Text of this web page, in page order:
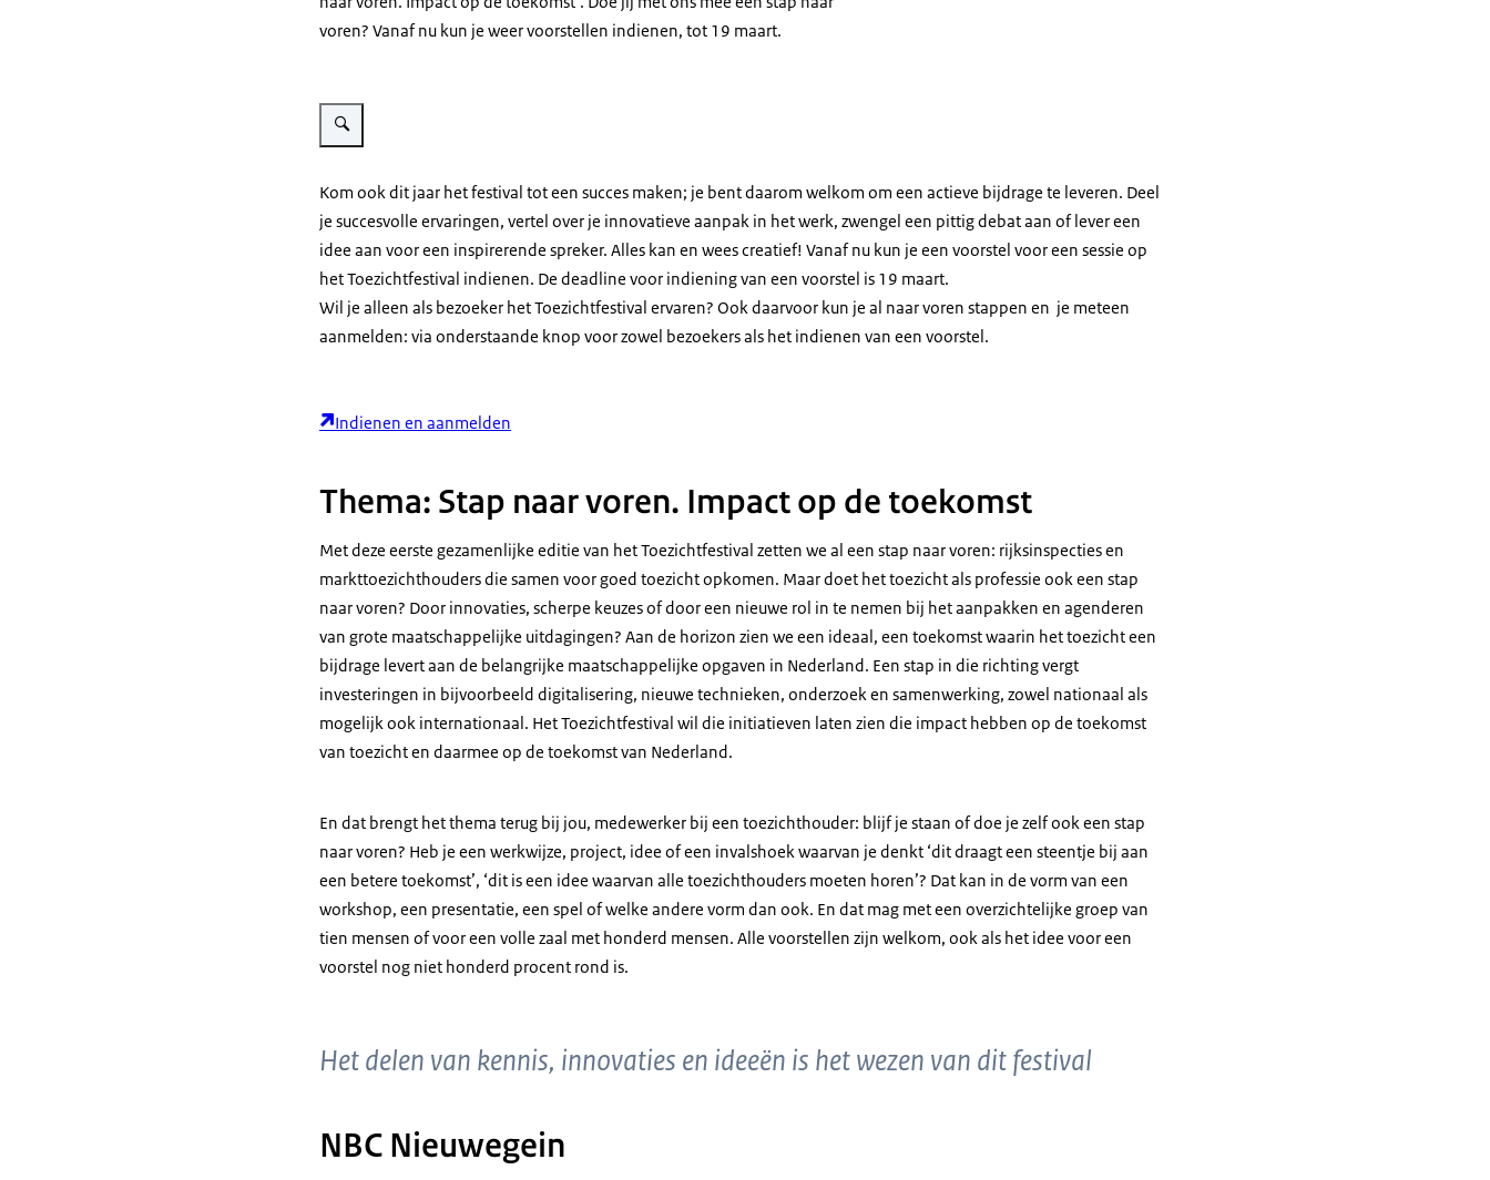
voren? Vanaf nu kun je weer voorstellen indienen, tot 19 maart.
Vergroot afbeelding Toezichtfestival 2025
Kom ook dit jaar het festival tot een succes maken; je bent daarom welkom om een actieve bijdrage te leveren. Deel
je succesvolle ervaringen, vertel over je innovatieve aanpak in het werk, zwengel een pittig debat aan of lever een
idee aan voor een inspirerende spreker. Alles kan en wees creatief! Vanaf nu kun je een voorstel voor een sessie op
het Toezichtfestival indienen. De deadline voor indiening van een voorstel is 19 maart.
Wil je alleen als bezoeker het Toezichtfestival ervaren? Ook daarvoor kun je al naar voren stappen en je meteen
aanmelden: via onderstaande knop voor zowel bezoekers als het indienen van een voorstel.
Indienen en aanmelden
Thema: Stap naar voren. Impact op de toekomst
Met deze eerste gezamenlijke editie van het Toezichtfestival zetten we al een stap naar voren: rijksinspecties en
markttoezichthouders die samen voor goed toezicht opkomen. Maar doet het toezicht als professie ook een stap
naar voren? Door innovaties, scherpe keuzes of door een nieuwe rol in te nemen bij het aanpakken en agenderen
van grote maatschappelijke uitdagingen? Aan de horizon zien we een ideaal, een toekomst waarin het toezicht een
bijdrage levert aan de belangrijke maatschappelijke opgaven in Nederland. Een stap in die richting vergt
investeringen in bijvoorbeeld digitalisering, nieuwe technieken, onderzoek en samenwerking, zowel nationaal als
mogelijk ook internationaal. Het Toezichtfestival wil die initiatieven laten zien die impact hebben op de toekomst
van toezicht en daarmee op de toekomst van Nederland.
En dat brengt het thema terug bij jou, medewerker bij een toezichthouder: blijf je staan of doe je zelf ook een stap
naar voren? Heb je een werkwijze, project, idee of een invalshoek waarvan je denkt ‘dit draagt een steentje bij aan
een betere toekomst’, ‘dit is een idee waarvan alle toezichthouders moeten horen’? Dat kan in de vorm van een
workshop, een presentatie, een spel of welke andere vorm dan ook. En dat mag met een overzichtelijke groep van
tien mensen of voor een volle zaal met honderd mensen. Alle voorstellen zijn welkom, ook als het idee voor een
voorstel nog niet honderd procent rond is.
Het delen van kennis, innovaties en ideeën is het wezen van dit festival
NBC Nieuwegein